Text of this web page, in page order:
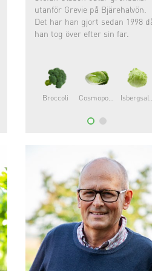
utanför Grevie på Bjärehalvön.
Det har han gjort sedan 1998
han tog över efter sin far.
Broccoli